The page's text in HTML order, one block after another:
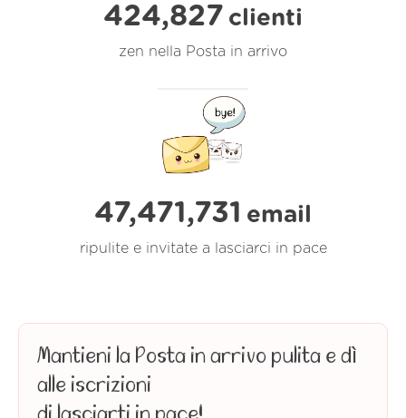
424,827 clienti
zen nella Posta in arrivo
47,471,732 email
ripulite e invitate a lasciarci in pace
Mantieni la Posta in arrivo pulita e dì
alle iscrizioni